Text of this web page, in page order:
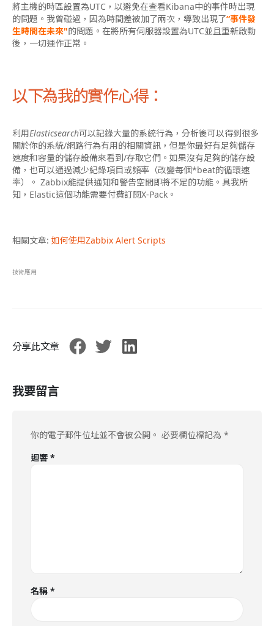
將主機的時區設置為UTC，以避免在查看Kibana中的事件時出現
的問題。 我曾碰過，因為時間差被加了兩次，導致出現了“事件發
生時間在未來"的問題。在將所有伺服器設置為UTC並且重新啟動
後，一切運作正常。
以下為我的實作心得：
利用Elasticsearch可以記錄大量的系統行為，分析後可以得到很多
關於你的系統/網路行為有用的相關資訊，但是你最好有足夠儲存
速度和容量的儲存設備來看到/存取它們。如果沒有足夠的儲存設
備，也可以通過減少紀錄項目或頻率（改變每個*beat的循環速
率）。 Zabbix能提供通知和警告空間即將不足的功能。具我所
知，Elastic這個功能需要付費訂閱X-Pack。
相關文章: 如何使用Zabbix Alert Scripts
技術應用
分享此文章
我要留言
你的電子郵件位址並不會被公開。 必要欄位標記為 *
迴響 *
名稱 *